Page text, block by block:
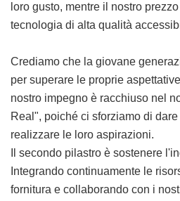
loro gusto, mentre il nostro
tecnologia di alta qualità
Crediamo che la giovane
per superare le proprie
nostro impegno è racchiuso nel
Real", poiché ci sforziamo di
realizzare le loro aspirazioni.
Il secondo pilastro è sostenere
Integrando continuamente le
fornitura e collaborando con i